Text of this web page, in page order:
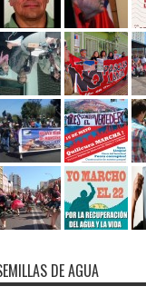
DE AGUA